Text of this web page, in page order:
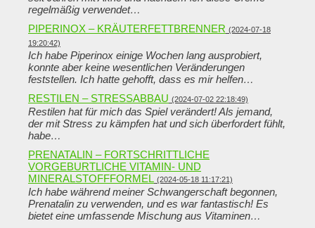
regelmäßig verwendet…
PIPERINOX – KRÄUTERFETTBRENNER (2024-07-18
19:20:42)
Ich habe Piperinox einige Wochen lang ausprobiert,
konnte aber keine wesentlichen Veränderungen
feststellen. Ich hatte gehofft, dass es mir helfen…
RESTILEN – STRESSABBAU (2024-07-02 22:18:49)
Restilen hat für mich das Spiel verändert! Als jemand,
der mit Stress zu kämpfen hat und sich überfordert fühlt,
habe…
PRENATALIN – FORTSCHRITTLICHE
VORGEBURTLICHE VITAMIN- UND
MINERALSTOFFFORMEL (2024-05-18 11:17:21)
Ich habe während meiner Schwangerschaft begonnen,
Prenatalin zu verwenden, und es war fantastisch! Es
bietet eine umfassende Mischung aus Vitaminen…